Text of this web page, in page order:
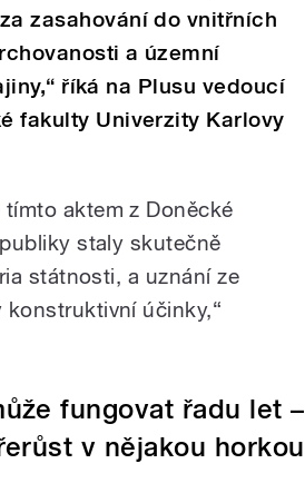
zasahování do vnitřních
a územní
říká na Plusu vedoucí
fakulty Univerzity Karlovy
tímto aktem z Doněcké
staly skutečně
státnosti, a uznání ze
účinky,“
fungovat řadu let –
v nějakou horkou